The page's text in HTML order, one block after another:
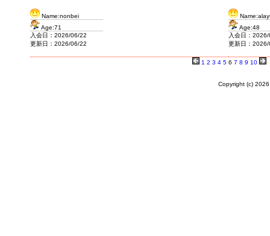
Name:nonbei
Age:71
入会日：2026/06/22
更新日：2026/06/22
Age:48
入会日：
更新日：
1 2 3 4 5 6 7 8 9 10
Copyright (c) 2026